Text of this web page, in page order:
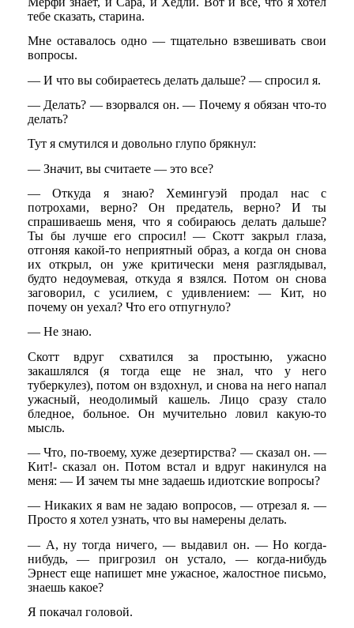
тебе сказать, старина.
Мне оставалось одно — тщательно взвешивать свои
вопросы.
— И что вы собираетесь делать дальше? — спросил я.
— Делать? — взорвался он. — Почему я обязан что-то
делать?
Тут я смутился и довольно глупо брякнул:
— Значит, вы считаете — это все?
— Откуда я знаю? Хемингуэй продал нас с
потрохами, верно? Он предатель, верно? И ты
спрашиваешь меня, что я собираюсь делать дальше?
Ты бы лучше его спросил! — Скотт закрыл глаза,
отгоняя какой-то неприятный образ, а когда он снова
их открыл, он уже критически меня разглядывал,
будто недоумевая, откуда я взялся. Потом он снова
заговорил, с усилием, с удивлением: — Кит, но
почему он уехал? Что его отпугнуло?
— Не знаю.
Скотт вдруг схватился за простыню, ужасно
закашлялся (я тогда еще не знал, что у него
туберкулез), потом он вздохнул, и снова на него напал
ужасный, неодолимый кашель. Лицо сразу стало
бледное, больное. Он мучительно ловил какую-то
мысль.
— Что, по-твоему, хуже дезертирства? — сказал он. —
Кит!- сказал он. Потом встал и вдруг накинулся на
меня: — И зачем ты мне задаешь идиотские вопросы?
— Никаких я вам не задаю вопросов, — отрезал я. —
Просто я хотел узнать, что вы намерены делать.
— А, ну тогда ничего, — выдавил он. — Но когда-
нибудь, — пригрозил он устало, — когда-нибудь
Эрнест еще напишет мне ужасное, жалостное письмо,
знаешь какое?
Я покачал головой.